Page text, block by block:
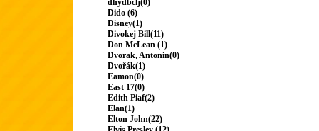
dhydbclj(0)
Dido (6)
Disney(1)
Divokej Bill(11)
Don McLean (1)
Dvorak, Antonin(0)
Dvořák(1)
Eamon(0)
East 17(0)
Edith Piaf(2)
Elan(1)
Elton John(22)